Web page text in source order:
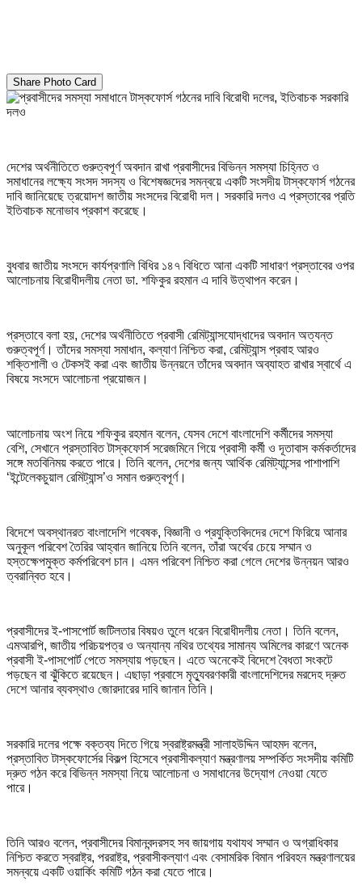
Share Photo Card
দেশের অর্থনীতিতে গুরুত্বপূর্ণ অবদান রাখা প্রবাসীদের বিভিন্ন সমস্যা চিহ্নিত ও
সমাধানের লক্ষ্যে সংসদ সদস্য ও বিশেষজ্ঞদের সমন্বয়ে একটি সংসদীয় টাস্কফোর্স গঠনের
দাবি জানিয়েছে ত্রয়োদশ জাতীয় সংসদের বিরোধী দল। সরকারি দলও এ প্রস্তাবের প্রতি
ইতিবাচক মনোভাব প্রকাশ করেছে।
বুধবার জাতীয় সংসদে কার্যপ্রণালি বিধির ১৪৭ বিধিতে আনা একটি সাধারণ প্রস্তাবের ওপর
আলোচনায় বিরোধীদলীয় নেতা ডা. শফিকুর রহমান এ দাবি উত্থাপন করেন।
প্রস্তাবে বলা হয়, দেশের অর্থনীতিতে প্রবাসী রেমিট্যান্সযোদ্ধাদের অবদান অত্যন্ত
গুরুত্বপূর্ণ। তাঁদের সমস্যা সমাধান, কল্যাণ নিশ্চিত করা, রেমিট্যান্স প্রবাহ আরও
শক্তিশালী ও টেকসই করা এবং জাতীয় উন্নয়নে তাঁদের অবদান অব্যাহত রাখার স্বার্থে এ
বিষয়ে সংসদে আলোচনা প্রয়োজন।
আলোচনায় অংশ নিয়ে শফিকুর রহমান বলেন, যেসব দেশে বাংলাদেশি কর্মীদের সমস্যা
বেশি, সেখানে প্রস্তাবিত টাস্কফোর্স সরেজমিনে গিয়ে প্রবাসী কর্মী ও দূতাবাস কর্মকর্তাদের
সঙ্গে মতবিনিময় করতে পারে। তিনি বলেন, দেশের জন্য আর্থিক রেমিট্যান্সের পাশাপাশি
‘ইন্টেলেকচুয়াল রেমিট্যান্স’ও সমান গুরুত্বপূর্ণ।
বিদেশে অবস্থানরত বাংলাদেশি গবেষক, বিজ্ঞানী ও প্রযুক্তিবিদদের দেশে ফিরিয়ে আনার
অনুকূল পরিবেশ তৈরির আহ্বান জানিয়ে তিনি বলেন, তাঁরা অর্থের চেয়ে সম্মান ও
হস্তক্ষেপমুক্ত কর্মপরিবেশ চান। এমন পরিবেশ নিশ্চিত করা গেলে দেশের উন্নয়ন আরও
ত্বরান্বিত হবে।
প্রবাসীদের ই-পাসপোর্ট জটিলতার বিষয়ও তুলে ধরেন বিরোধীদলীয় নেতা। তিনি বলেন,
এমআরপি, জাতীয় পরিচয়পত্র ও অন্যান্য নথির তথ্যের সামান্য অমিলের কারণে অনেক
প্রবাসী ই-পাসপোর্ট পেতে সমস্যায় পড়ছেন। এতে অনেকেই বিদেশে বৈধতা সংকটে
পড়ছেন বা ঝুঁকিতে রয়েছেন। এছাড়া প্রবাসে মৃত্যুবরণকারী বাংলাদেশিদের মরদেহ দ্রুত
দেশে আনার ব্যবস্থাও জোরদারের দাবি জানান তিনি।
সরকারি দলের পক্ষে বক্তব্য দিতে গিয়ে স্বরাষ্ট্রমন্ত্রী সালাহউদ্দিন আহমদ বলেন,
প্রস্তাবিত টাস্কফোর্সের বিকল্প হিসেবে প্রবাসীকল্যাণ মন্ত্রণালয় সম্পর্কিত সংসদীয় কমিটি
দ্রুত গঠন করে বিভিন্ন সমস্যা নিয়ে আলোচনা ও সমাধানের উদ্যোগ নেওয়া যেতে
পারে।
তিনি আরও বলেন, প্রবাসীদের বিমানবন্দরসহ সব জায়গায় যথাযথ সম্মান ও অগ্রাধিকার
নিশ্চিত করতে স্বরাষ্ট্র, পররাষ্ট্র, প্রবাসীকল্যাণ এবং বেসামরিক বিমান পরিবহন মন্ত্রণালয়ের
সমন্বয়ে একটি ওয়ার্কিং কমিটি গঠন করা যেতে পারে।